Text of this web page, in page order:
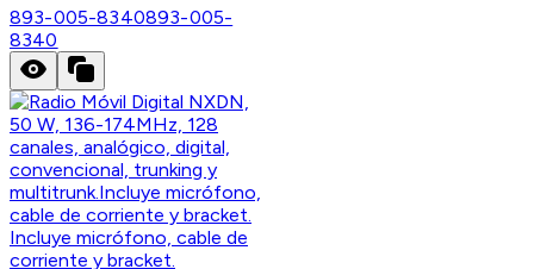
893-005-8340893-005-
8340